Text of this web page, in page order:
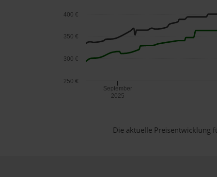
September
2025
250 €
300 €
350 €
400 €
Die aktuelle Preisentwicklung